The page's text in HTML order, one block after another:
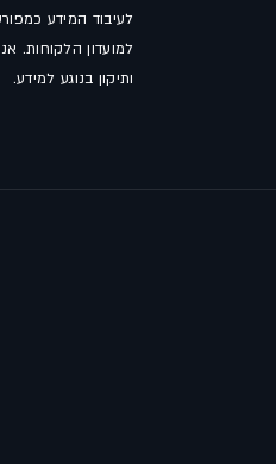
לעיבוד המידע
למועדון הלקוחות.
ותיקון בנוגע למידע.